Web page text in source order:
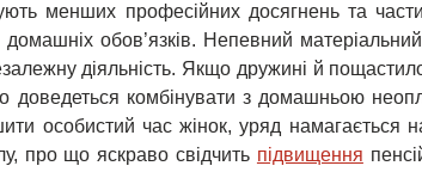
менших професійних досягнень та
домашніх обов’язків. Непевний
діяльність. Якщо дружині й
доведеться комбінувати з домашньою
особистий час жінок, уряд намагається
про що яскраво свідчить підвищення